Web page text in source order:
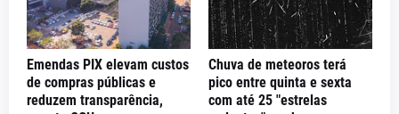
Emendas PIX elevam custos
de compras públicas e
reduzem transparência,
Chuva de meteoros terá
pico entre quinta e sexta
com até 25 "estrelas